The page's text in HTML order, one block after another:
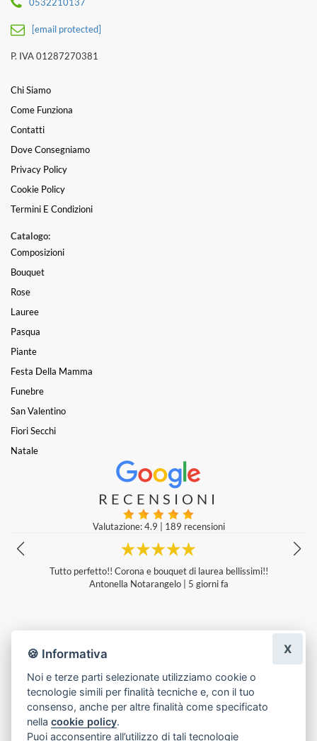
[email protected]
P. IVA 01287270381
Chi Siamo
Come Funziona
Contatti
Dove Consegniamo
Privacy Policy
Cookie Policy
Termini E Condizioni
Catalogo:
Composizioni
Bouquet
Rose
Lauree
Pasqua
Piante
Festa Della Mamma
Funebre
San Valentino
Fiori Secchi
Natale
RECENSIONI
Valutazione: 4.9 189 recensioni
Per il nostro matrimonio ci siamo affidati alla creatività e alla
onalità di Lucia, e non avremmo potuto fare scelta migliore.
stress zero: abbiamo potuto godere della giornata sapendo che
era in mani esperte. Se cercate un servizio d'eccellenza e 'senza
ieri', Lucia è la persona giusta.
Giacomo Bertozzi| 6 giorni fa
Lascia una recensione
🍪 Informativa
Noi e terze parti selezionate utilizziamo cookie o
tecnologie simili per finalità tecniche e, con il tuo
consenso, anche per altre finalità come specificato
nellacookie policy.
Puoi acconsentire all’utilizzo di tali tecnologie
X